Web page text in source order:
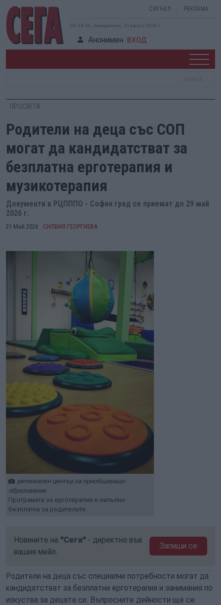
СИГНАЛ РЕКЛАМА
09:34:11, понеделник, 10 август 2026 г.
Анонимен ВХОД
ПРОСВЕТА
Родители на деца със СОП
могат да кандидатстват за
безплатна ерготерапия и
музикотерапия
Документи в РЦПППО - София град се приемат до 29 май
2026 г.
21 Май 2026 СИЛВИЯ ГЕОРГИЕВА
регионален център за приобщаващо
образование
Програмата за ерготерапия е напълно
безплатна за родителите.
Новините на "Сега" - директно във
вашия мейл.
Запиши се
Родители на деца със специални потребности могат да
кандидатстват за безплатни ерготерапия и занимания по
изкуства за децата си. Въпросните дейности ще се